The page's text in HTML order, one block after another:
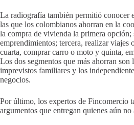
La radiografía también permitió conocer
las que los colombianos ahorran en la
la compra de vivienda la primera opción;
emprendimientos; tercera, realizar viajes
cuarta, comprar carro o moto y quinta,
Los dos segmentos que más ahorran son
imprevistos familiares y los
negocios.
Por último, los expertos de Fincomercio
argumentos que entregan quienes aún